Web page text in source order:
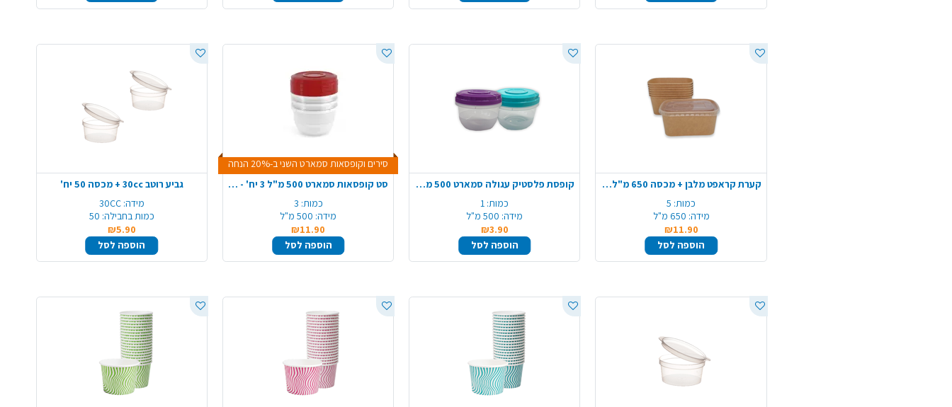
קערת קראפט מלבן + מכסה 650 מ"ל 5 יח'
כמות: 5
מידה: 650 מ"ל
₪11.90
הוספה לסל
קופסת פלסטיק עגולה סמארט 500 מ"ל - צבע משתנה
כמות: 1
מידה: 500 מ"ל
₪3.90
הוספה לסל
סירים וקופסאות סמארט השני ב-20% הנחה
סט קופסאות סמארט 500 מ"ל 3 יח' - צבע משתנה
כמות: 3
מידה: 500 מ"ל
₪11.90
הוספה לסל
גביע רוטב 30cc + מכסה 50 יח'
מידה: 30CC
כמות בחבילה: 50
₪5.90
הוספה לסל